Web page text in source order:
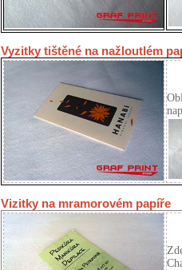
Vyzitky tištěné na nažloutlém
Vizitky na mramorovém papíře